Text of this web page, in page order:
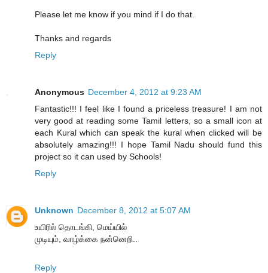
Please let me know if you mind if I do that.
Thanks and regards
Reply
Anonymous December 4, 2012 at 9:23 AM
Fantastic!!! I feel like I found a priceless treasure! I am not
very good at reading some Tamil letters, so a small icon at
each Kural which can speak the kural when clicked will be
absolutely amazing!!! I hope Tamil Nadu should fund this
project so it can used by Schools!
Reply
Unknown December 8, 2012 at 5:07 AM
உயிரில் தொடங்கி, மெய்யில்
முடியும், வாழ்க்கை நன்னெறி..
Reply